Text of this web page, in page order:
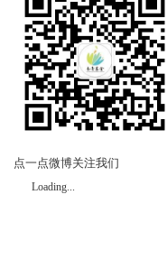
点一点微博关注我们
Loading...